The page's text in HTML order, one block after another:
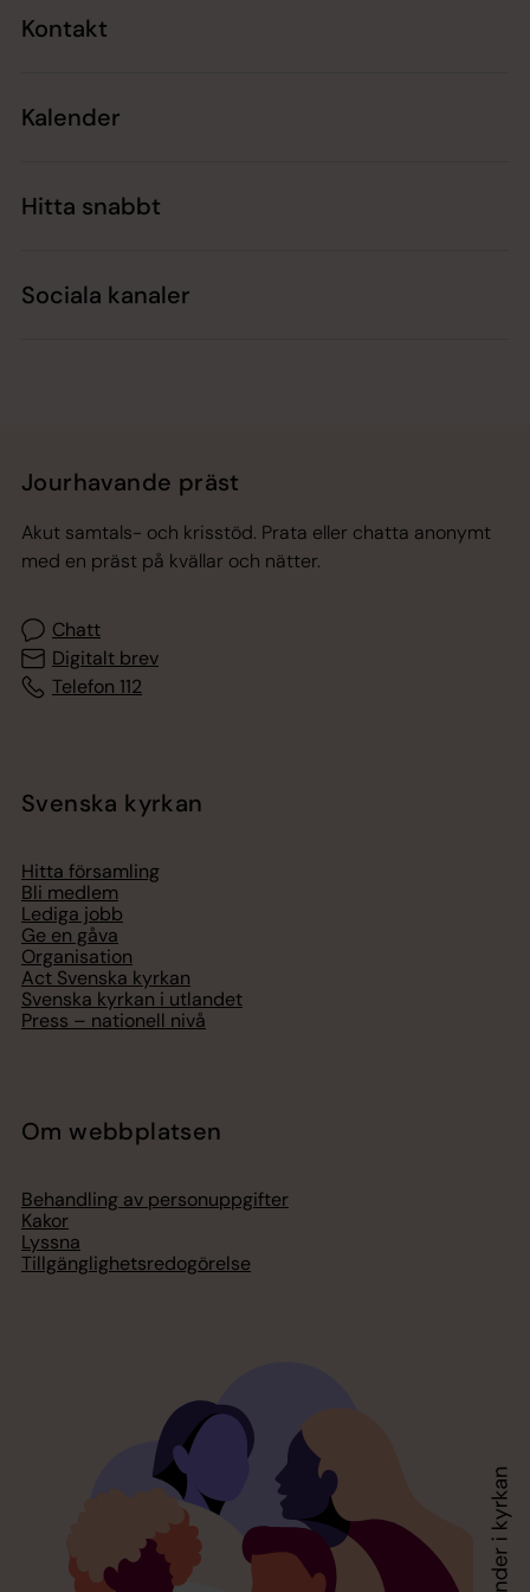
Kontakt
Kalender
Hitta snabbt
Sociala kanaler
Jourhavande präst
Akut samtals- och krisstöd. Prata eller chatta anonymt
med en präst på kvällar och nätter.
Chatt
Digitalt brev
Telefon 112
Svenska kyrkan
Hitta församling
Bli medlem
Lediga jobb
Ge en gåva
Organisation
Act Svenska kyrkan
Svenska kyrkan i utlandet
Press – nationell nivå
Om webbplatsen
Behandling av personuppgifter
Kakor
Lyssna
Tillgänglighetsredogörelse